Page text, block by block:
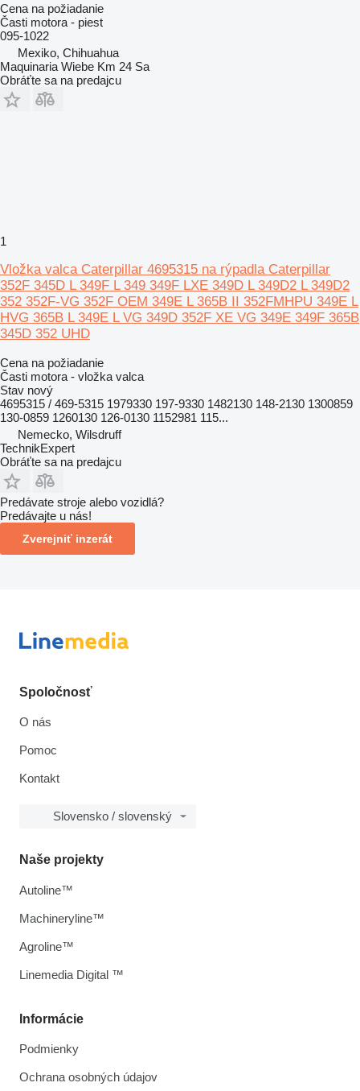
Cena na požiadanie
Časti motora - piest
095-1022
Mexiko, Chihuahua
Maquinaria Wiebe Km 24 Sa
Obráťte sa na predajcu
1
Vložka valca Caterpillar 4695315 na rýpadla Caterpillar
352F 345D L 349F L 349 349F LXE 349D L 349D2 L 349D2
352 352F-VG 352F OEM 349E L 365B II 352FMHPU 349E L
HVG 365B L 349E L VG 349D 352F XE VG 349E 349F 365B
345D 352 UHD
Cena na požiadanie
Časti motora - vložka valca
Stav nový
4695315 / 469-5315 1979330 197-9330 1482130 148-2130 1300859
130-0859 1260130 126-0130 1152981 115...
Nemecko, Wilsdruff
TechnikExpert
Obráťte sa na predajcu
Predávate stroje alebo vozidlá?
Predávajte u nás!
Zverejniť inzerát
Spoločnosť
O nás
Pomoc
Kontakt
Slovensko / slovenský
Informácie
Podmienky
Ochrana osobných údajov
Naše projekty
Autoline™
Machineryline™
Agroline™
Linemedia Digital ™